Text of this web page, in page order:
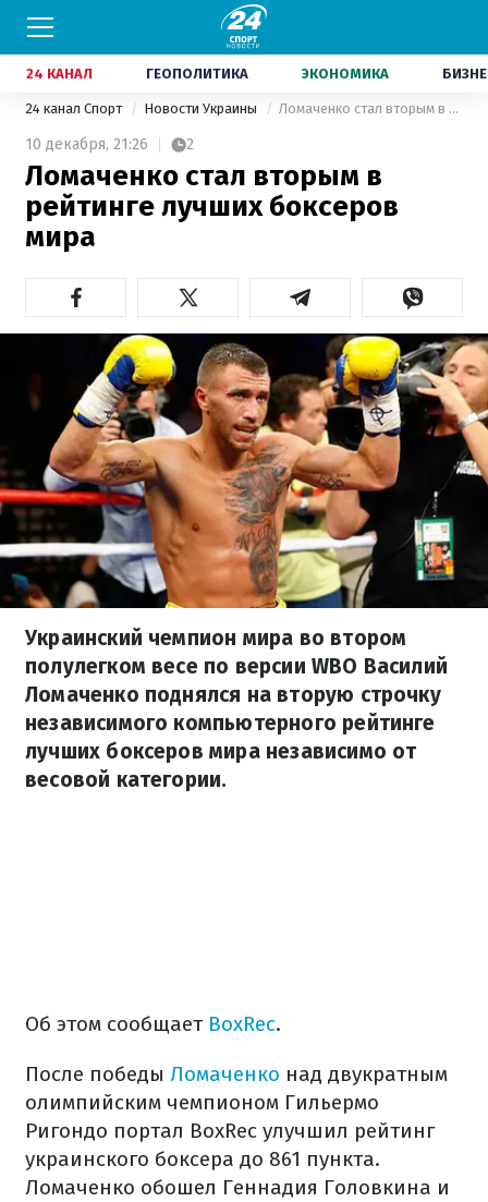
24 КАНАЛ ГЕОПОЛИТИКА ЭКОНОМИКА
24 канал Спорт Новости Украины Ломаченко стал вторым в рейтинге лучших боксеров мира
10 декабря, 21:26 2
Ломаченко стал вторым в
рейтинге лучших боксеров
мира
Украинский чемпион мира во втором
полулегком весе по версии WBO Василий
Ломаченко поднялся на вторую строчку
независимого компьютерного рейтинге
лучших боксеров мира независимо от
весовой категории.
Об этом сообщаетBoxRec.
После победы Ломаченко над двукратным
олимпийским чемпионом Гильермо
Ригондо портал BoxRec улучшил рейтинг
украинского боксера до 861 пункта.
Ломаченко обошел Геннадия Головкина и